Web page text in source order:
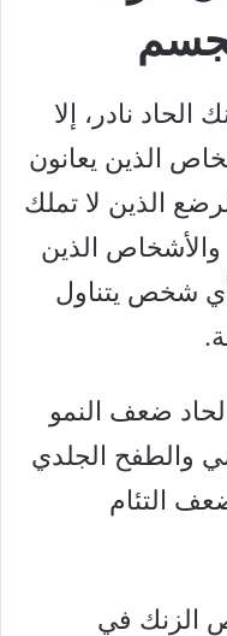
نادر، إلا
الذين يعانون
الذين لا تملك
والأشخاص الذين
شخص يتناول
ضعف النمو
والطفح الجلدي
التئام
الزنك في